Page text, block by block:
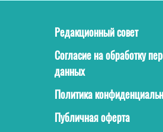
Редакционный совет
Согласие на обработку
данных
Политика
Публичная оферта